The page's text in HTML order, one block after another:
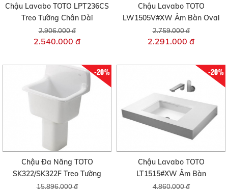
Chậu Lavabo TOTO LPT236CS
Treo Tường Chân Dài
2.906.000 đ
2.540.000 đ
Chậu Lavabo TOTO
LW1505V#XW Âm Bàn Oval
2.759.000 đ
2.291.000 đ
-20%
Chậu Đa Năng TOTO
SK322/SK322F Treo Tường
15.896.000 đ
-20%
Chậu Lavabo TOTO
LT1515#XW Âm Bàn
4.860.000 đ